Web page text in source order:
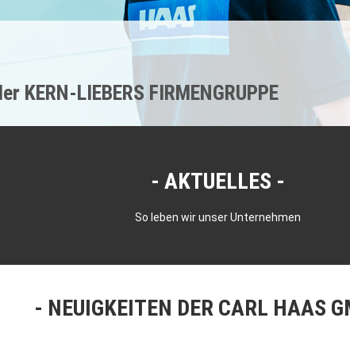
KERN-LIEBERS FIRMENGRUPPE
AKTUELLES
So leben wir unser Unternehmen
NEUIGKEITEN DER CARL HAAS